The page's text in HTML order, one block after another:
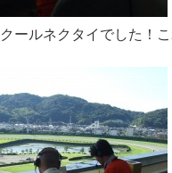
ールネクタイでした！